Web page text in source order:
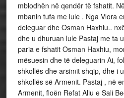
mblodhën në qendër të fshatit.
mbanin tufa me lule . Nga Vlora
deleguar dhe Osman Haxhiu..
dhe u dhuruan lule Pastaj me ta
paria e fshatit Osman Haxhiu,
mësuesin dhe të deleguarin Ai,
shkollës dhe arsimit shqip, dhe i
shkollës së Armenit. Pastaj , në
Armenit, floën Refat Aliu e Sali